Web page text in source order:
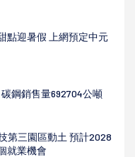
點迎暑假 上網預定中元
碳鋼銷售量692704公噸
第三園區動土 預計2028
就業機會